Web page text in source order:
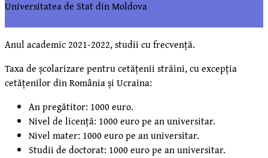
Universitatea de Stat din Moldova
Anul academic 2021-2022, studii cu frecvență.
Taxa de școlarizare pentru cetățenii străini, cu excepția
cetățenilor din România și Ucraina:
An pregătitor: 1000 euro.
Nivel de licență: 1000 euro pe an universitar.
Nivel mater: 1000 euro pe an universitar.
Studii de doctorat: 1000 euro pe an universitar.